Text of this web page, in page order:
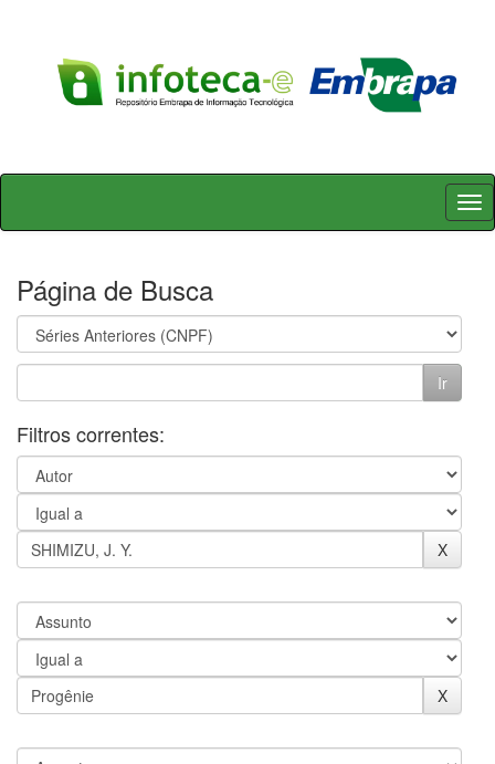
Skip
Página de Busca
Filtros correntes: